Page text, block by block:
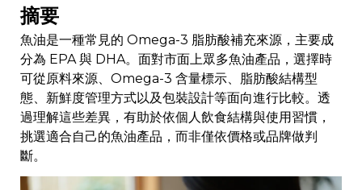
摘要
魚油是一種常見的 Omega-3 脂肪酸補充來源，主要成
分為 EPA 與 DHA。面對市面上眾多魚油產品，選擇時
可從原料來源、Omega-3 含量標示、脂肪酸結構型
態、新鮮度管理方式以及包裝設計等面向進行比較。透
過理解這些差異，有助於依個人飲食結構與使用習慣，
挑選適合自己的魚油產品，而非僅依價格或品牌做判
斷。